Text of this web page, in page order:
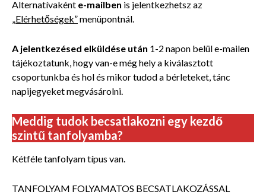
Alternatívaként e-mailben is jelentkezhetsz az
„Elérhetőségek”menüpontnál.
A jelentkezésed elküldése után 1-2 napon belül e-mailen
tájékoztatunk, hogy van-e még hely a kiválasztott
csoportunkba és hol és mikor tudod a bérleteket, tánc
napijegyeket megvásárolni.
Meddig tudok becsatlakozni egy kezdő
szintű tanfolyamba?
Kétféle tanfolyam típus van.
TANFOLYAM FOLYAMATOS BECSATLAKOZÁSSAL